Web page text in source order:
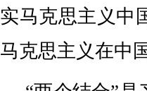
实马克思主义中
马克思主义在中